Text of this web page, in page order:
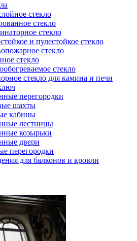
стекло
стекло
стекло
и пулестойкое стекло
стекло
стекло
стекло
стекло для камина и печи
перегородки
шахты
кабины
лестницы
козырьки
двери
перегородки
для балконов и кровли